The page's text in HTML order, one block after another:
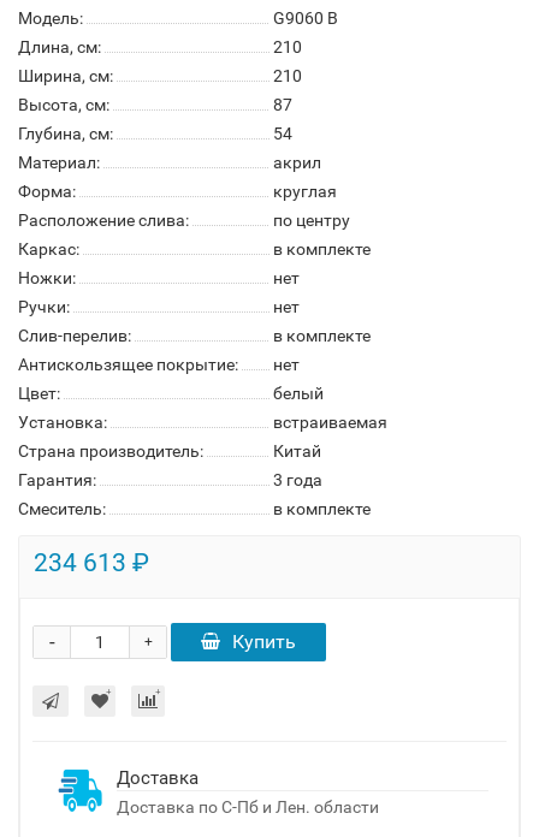
Модель:
G9060 B
Длина, см:
210
Ширина, см:
210
Высота, см:
87
Глубина, см:
54
Материал:
акрил
Форма:
круглая
Расположение слива:
по центру
Каркас:
в комплекте
Ножки:
нет
Ручки:
нет
Слив-перелив:
в комплекте
Антискользящее покрытие:
нет
Цвет:
белый
Установка:
встраиваемая
Страна производитель:
Китай
Гарантия:
3 года
Смеситель:
в комплекте
234 613 ₽
+
- Купить
Доставка
Доставка по С-Пб и Лен. области